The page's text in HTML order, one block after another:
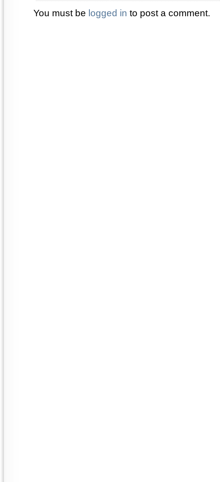
You must be logged in to post a comment.